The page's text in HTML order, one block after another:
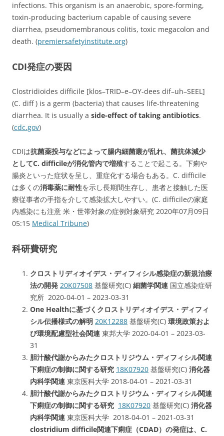
infections. This organism is an anaerobic, spore-forming,
toxin-producing bacterium capable of causing severe
diarrhea, pseudomembranous colitis, toxic megacolon and
death. (premiersafetyinstitute.org)
CDI発症の要因
Clostridioides difficile [klos–TRID–e–OY-dees dif–uh–SEEL]
(C. diff ) is a germ (bacteria) that causes life-threatening
diarrhea. It is usually a side-effect of taking antibiotics.
(cdc.gov)
CDIは抗菌薬投与などによって腸内細菌叢が乱れ、菌抗体減少
としてC. difficileが消化管内で増殖することで起こる。下痢や
腸炎といった症状を呈し、重症化する場合もある。C. difficile
は多くの消毒薬に耐性を示し長期間生存し、患者と接触した医
療従事者の手指を介して感染拡大しやすい。(C. difficileの家庭
内感染にも注意 米・世帯対象の症例対象研究 2020年07月09日
05:15 Medical Tribune)
科研費研究
クロストリディオイデス・ディフィシル感染症の新規治療
法の開発 20K07508 基盤研究(C) 細菌学関連 国立感染症研
究所 2020-04-01 – 2023-03-31
One Healthに基づくクロストリディオイデス・ディフィ
シル伝播様式の解明 20K12288 基盤研究(C) 環境政策およ
び環境配慮型社会関連 東邦大学 2020-04-01 – 2023-03-
31
胆汁酸代謝からみたクロストリジウム・ディフィシル関連
下痢症の制御に関する研究 18K07920 基盤研究(C) 消化器
内科学関連 東京医科大学 2018-04-01 – 2021-03-31
胆汁酸代謝からみたクロストリジウム・ディフィシル関連
下痢症の制御に関する研究 18K07920 基盤研究(C) 消化器
内科学関連 東京医科大学 2018-04-01 – 2021-03-31
clostridium difficile関連下痢症（CDAD）の発症は、C.